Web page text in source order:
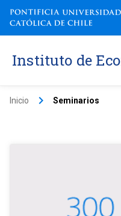
Instituto de
Inicio keyboard_arrow_right Seminarios